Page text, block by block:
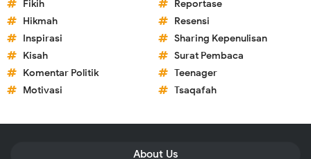
Fikih
Hikmah
Inspirasi
Kisah
Komentar Politik
Motivasi
Reportase
Resensi
Sharing Kepenulisan
Surat Pembaca
Teenager
Tsaqafah
About Us